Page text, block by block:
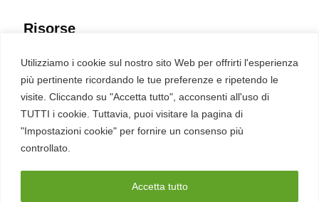
Utilizziamo i cookie sul nostro sito Web per offrirti l'esperienza
più pertinente ricordando le tue preferenze e ripetendo le
visite. Cliccando su "Accetta tutto", acconsenti all'uso di
TUTTI i cookie. Tuttavia, puoi visitare la pagina di
"Impostazioni cookie" per fornire un consenso più
controllato.
Accetta tutto
Risorse
Eventi
Fumetto Cyber
Newsletter
Servizi
Pubblicità
English
Ultime CVE critiche